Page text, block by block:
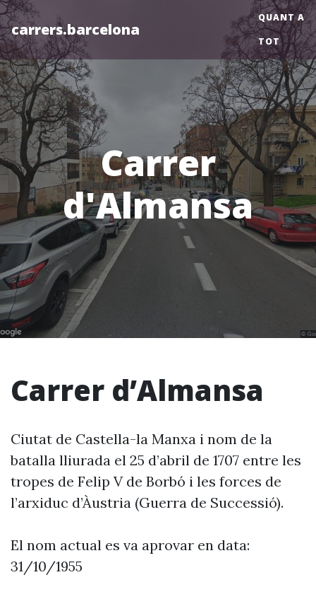
carrers.barcelona
QUANT A
TOT
Carrer
d'Almansa
Carrer d’Almansa
Ciutat de Castella-la Manxa i nom de la
batalla lliurada el 25 d’abril de 1707 entre les
tropes de Felip V de Borbó i les forces de
l’arxiduc d’Àustria (Guerra de Successió).
El nom actual es va aprovar en data:
31/10/1955